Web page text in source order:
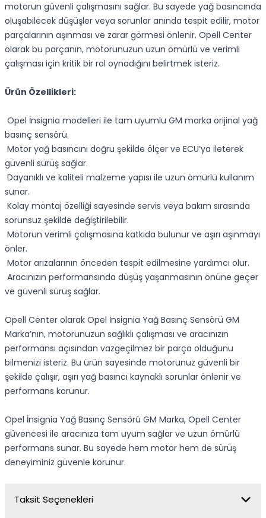
motorun güvenli çalışmasını sağlar. Bu sayede yağ basıncında
oluşabilecek düşüşler veya sorunlar anında tespit edilir, motor
parçalarının aşınması ve zarar görmesi önlenir. Opell Center
olarak bu parçanın, motorunuzun uzun ömürlü ve verimli
çalışması için kritik bir rol oynadığını belirtmek isteriz.
Ürün Özellikleri:
Opel İnsignia modelleri ile tam uyumlu GM marka orijinal yağ
basınç sensörü.
Motor yağ basıncını doğru şekilde ölçer ve ECU’ya ileterek
güvenli sürüş sağlar.
Dayanıklı ve kaliteli malzeme yapısı ile uzun ömürlü kullanım
sunar.
Kolay montaj özelliği sayesinde servis veya bakım sırasında
sorunsuz şekilde değiştirilebilir.
Motorun verimli çalışmasına katkıda bulunur ve aşırı aşınmayı
önler.
Motor arızalarının önceden tespit edilmesine yardımcı olur.
Aracınızın performansında düşüş yaşanmasının önüne geçer
ve güvenli sürüş sağlar.
Opell Center olarak Opel İnsignia Yağ Basınç Sensörü GM
Marka’nın, motorunuzun sağlıklı çalışması ve aracınızın
performansı açısından vazgeçilmez bir parça olduğunu
bilmenizi isteriz. Bu ürün sayesinde motorunuz güvenli bir
şekilde çalışır, aşırı yağ basıncı kaynaklı sorunlar önlenir ve
performans korunur.
Opel İnsignia Yağ Basınç Sensörü GM Marka, Opell Center
güvencesi ile aracınıza tam uyum sağlar ve uzun ömürlü
performans sunar. Bu sayede hem motor hem de sürüş
deneyiminiz güvenle korunur.
Taksit Seçenekleri